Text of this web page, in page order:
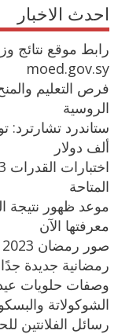
احدث الاخبار
رابط موقع نتائج
moed.gov.sy
فرص التعليم
الروسية
ألف دولار
المتاحة
معرفتها الآن
رمضانية جديدة جدًا
وصفات حلويات
الشوكولاتة
رسائل الفلانتين للحبيب 2023 تهاني عيد حب